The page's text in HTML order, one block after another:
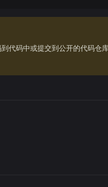
代码中或提交到公开的代码仓